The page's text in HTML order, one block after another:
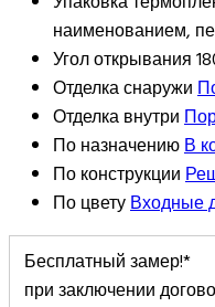
наименованием,
Угол открывания
Отделка снаружи
Отделка внутри
По назначениюВ
По конструкции
По цветуВходные
Бесплатный замер!*
при заключении